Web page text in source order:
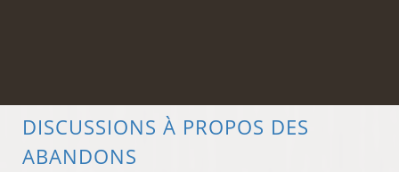
DISCUSSIONS À PROPOS DES
ABANDONS